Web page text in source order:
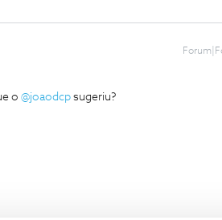
o @joaodcp sugeriu?